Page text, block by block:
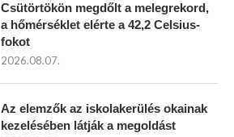
Csütörtökön megdőlt a melegrekord,
a hőmérséklet elérte a 42,2 Celsius-
fokot
2026.08.07.
Az elemzők az iskolakerülés okainak
kezelésében látják a megoldást